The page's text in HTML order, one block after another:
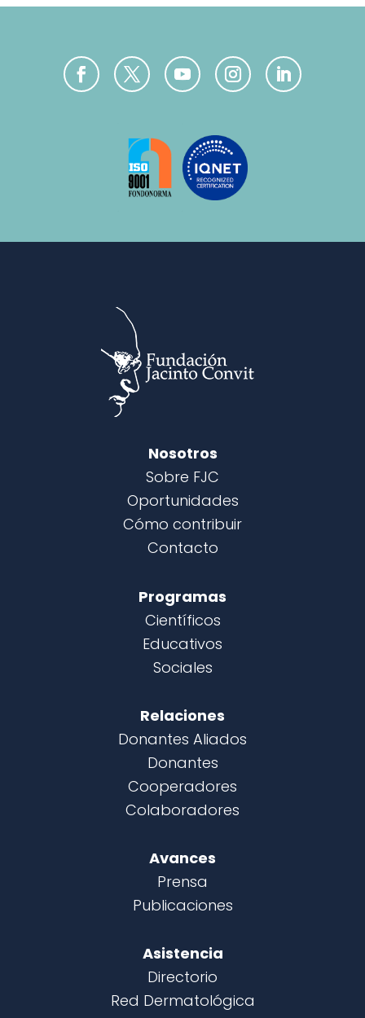
Nosotros
Sobre FJC
Oportunidades
Cómo contribuir
Contacto
Programas
Científicos
Educativos
Sociales
Relaciones
Donantes Aliados
Donantes
Cooperadores
Colaboradores
Avances
Prensa
Publicaciones
Asistencia
Directorio
Red Dermatológica